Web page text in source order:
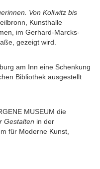
Von Kollwitz bis
Kunsthalle
im Gerhard-Marcks-
gezeigt wird.
am Inn eine Schenkung
Bibliothek ausgestellt
MUSEUM die
Gestalten in der
für Moderne Kunst,